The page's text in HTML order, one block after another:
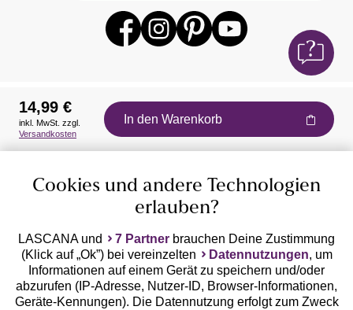
Auszeichnungen
Geprüfte Sicherheit
14,99 €
inkl. MwSt. zzgl.
Versandkosten
In den Warenkorb
Cookies und andere Technologien
erlauben?
LASCANA und 7 Partner brauchen Deine Zustimmung
(Klick auf „Ok”) bei vereinzelten
Datennutzungen, um
Informationen auf einem Gerät zu speichern und/oder
abzurufen (IP-Adresse, Nutzer-ID, Browser-Informationen,
Geräte-Kennungen). Die Datennutzung erfolgt zum Zweck